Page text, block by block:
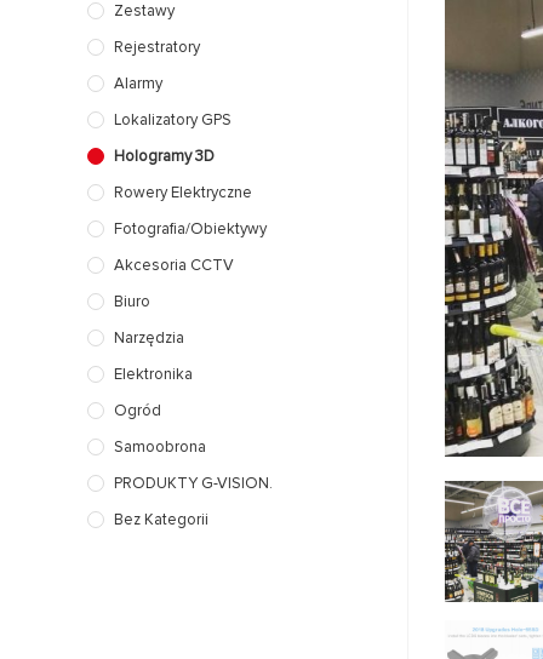
Zestawy
Rejestratory
Alarmy
Lokalizatory GPS
Hologramy 3D
Rowery Elektryczne
Fotografia/Obiektywy
Akcesoria CCTV
Biuro
Narzędzia
Elektronika
Ogród
Samoobrona
PRODUKTY G-VISION.
Bez Kategorii